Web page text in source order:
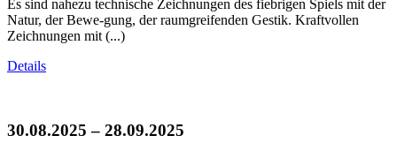
Es sind nahezu technische Zeichnungen des fiebrigen Spiels mit der
Natur, der Bewe-gung, der raumgreifenden Gestik. Kraftvollen
Zeichnungen mit (...)
Details
30.08.2025 – 28.09.2025